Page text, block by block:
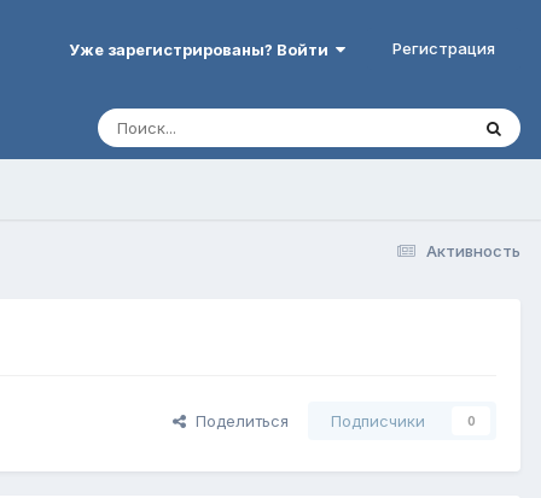
Уже зарегистрированы? Войти Регистрация
Активность
Поделиться Подписчики 0